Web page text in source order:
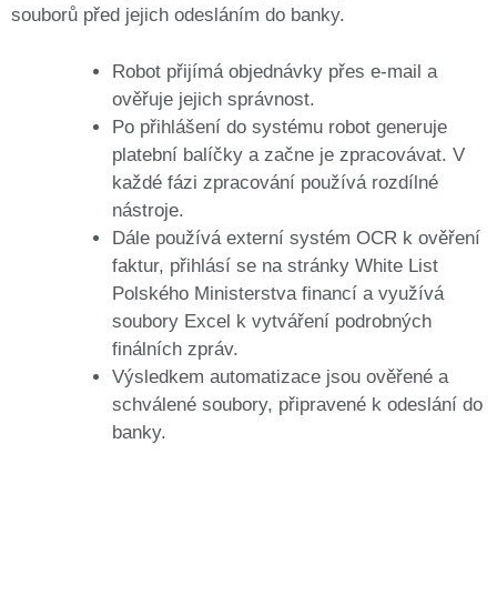
souborů před jejich odesláním do banky.
Robot přijímá objednávky přes e-mail a
ověřuje jejich správnost.
Po přihlášení do systému robot generuje
platební balíčky a začne je zpracovávat. V
každé fázi zpracování používá rozdílné
nástroje.
Dále používá externí systém OCR k ověření
faktur, přihlásí se na stránky White List
Polského Ministerstva financí a využívá
soubory Excel k vytváření podrobných
finálních zpráv.
Výsledkem automatizace jsou ověřené a
schválené soubory, připravené k odeslání do
banky.